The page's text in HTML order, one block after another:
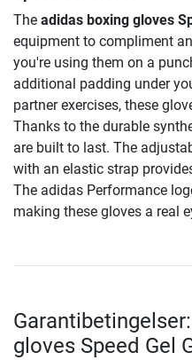
The adidas boxing gloves
equipment to compliment
you're using them on a
additional padding under
partner exercises, these
Thanks to the durable
are built to last. The
with an elastic strap
The adidas Performance
making these gloves a real
gloves Speed Gel